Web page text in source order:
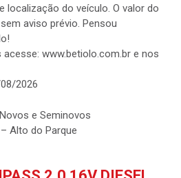
localização do veículo. O valor do
aviso prévio. Pensou
www.betiolo.com.br e nos
2026
e Seminovos
Alto do Parque